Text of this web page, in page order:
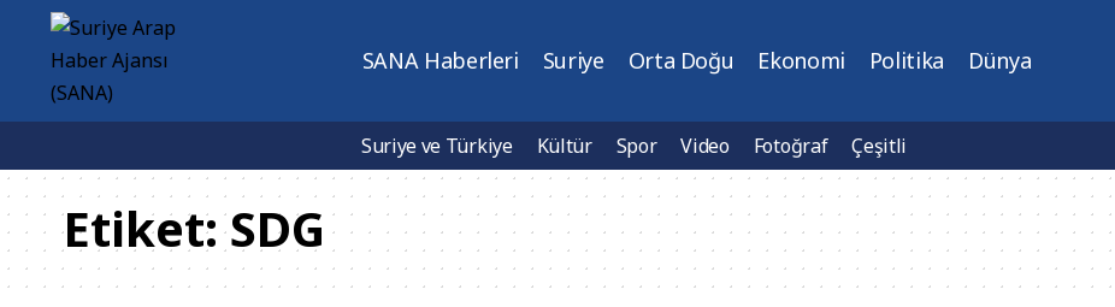
SANA Haberleri Suriye Orta Doğu Ekonomi Politika Dünya
Suriye ve Türkiye Kültür Spor Video Fotoğraf Çeşitli
Etiket:SDG